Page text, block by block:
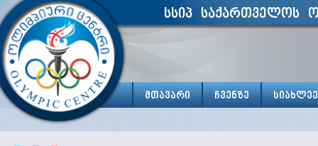
სსიპ საქართველოს
მთავარი ჩვენზე